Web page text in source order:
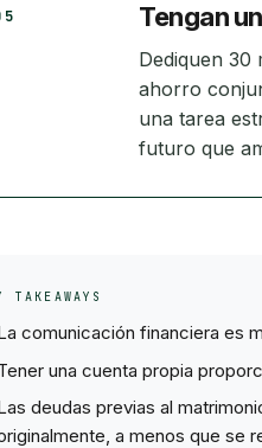
Tengan
Dediquen 30
ahorro
una tarea
futuro que
TAKEAWAYS
comunicación financiera es
una cuenta propia
deudas previas al
a menos que se